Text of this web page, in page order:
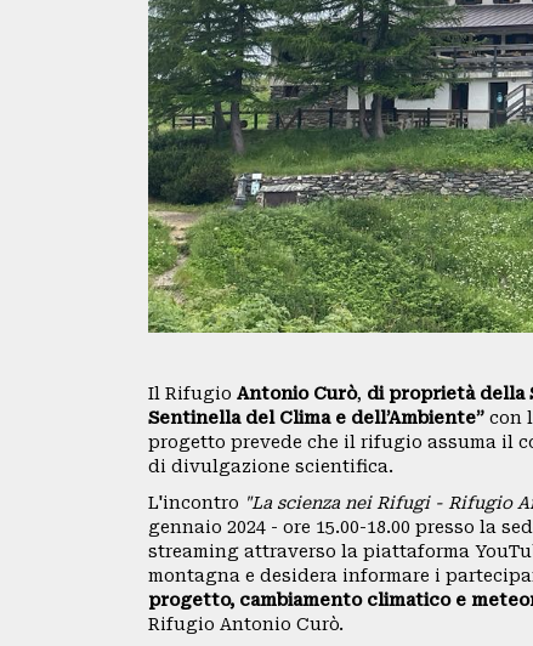
TORRENTISMO
MONDO
CAI
SEZIONI
GRUPPI
REGIONALI
ORGANI
TECNICI
Il Rifugio Antonio Curò, di proprietà della
Sentinella del Clima e dell’Ambiente” con
progetto prevede che il rifugio assuma il
di divulgazione scientifica.
L'incontro "La scienza nei Rifugi - Rifugio
gennaio 2024 - ore 15.00-18.00 presso la
streaming attraverso la piattaforma
montagna e desidera informare i
progetto, cambiamento climatico e
Rifugio Antonio Curò.